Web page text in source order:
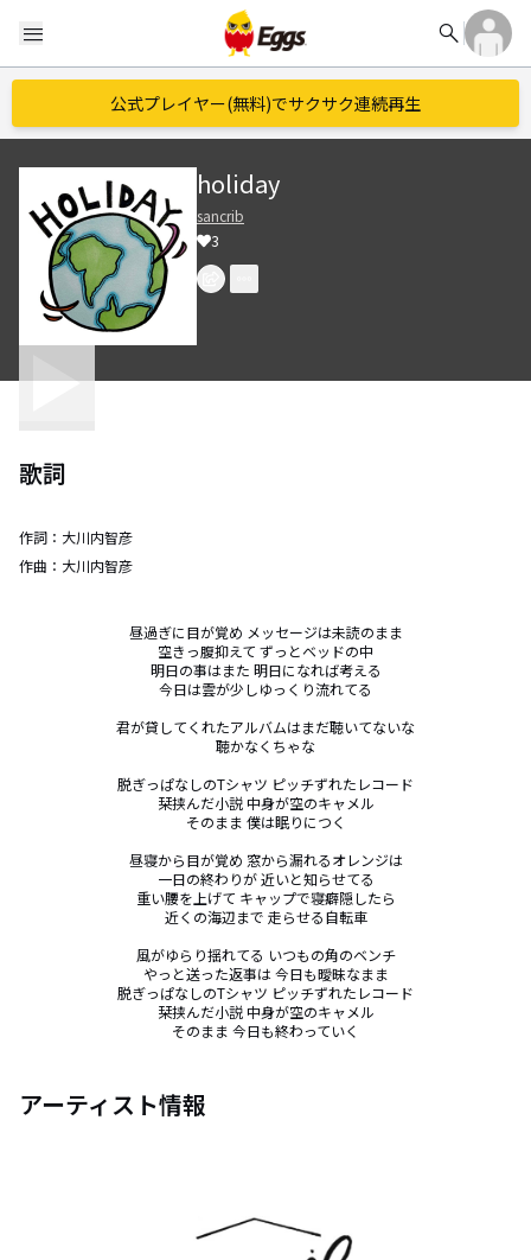
menu search
公式プレイヤー(無料)でサクサク連続再生
holiday
sancrib
3
歌詞
作詞： 大川内智彦
作曲： 大川内智彦
昼過ぎに目が覚め メッセージは未読のまま
空きっ腹抑えて ずっとベッドの中
明日の事はまた 明日になれば考える
今日は雲が少しゆっくり流れてる
君が貸してくれたアルバムはまだ聴いてないな
聴かなくちゃな
脱ぎっぱなしのTシャツ ピッチずれたレコード
栞挟んだ小説 中身が空のキャメル
そのまま 僕は眠りにつく
昼寝から目が覚め 窓から漏れるオレンジは
一日の終わりが 近いと知らせてる
重い腰を上げて キャップで寝癖隠したら
近くの海辺まで 走らせる自転車
風がゆらり揺れてる いつもの角のベンチ
やっと送った返事は 今日も曖昧なまま
脱ぎっぱなしのTシャツ ピッチずれたレコード
栞挟んだ小説 中身が空のキャメル
そのまま 今日も終わっていく
アーティスト情報